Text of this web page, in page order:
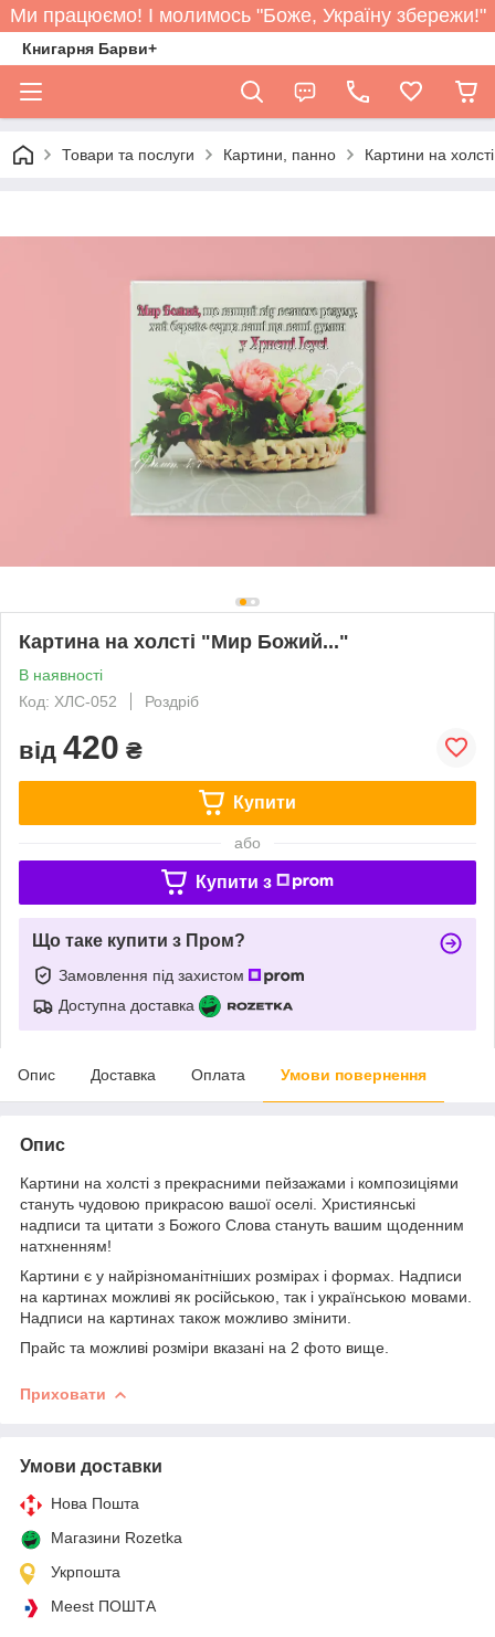
Ми працюємо! І молимось "Боже, Україну збережи!"
Книгарня Барви+
Товари та послуги Картини, панно Картини на
Картина на холсті "Мир Божий..."
В наявності
Код: ХЛС-052
Роздріб
від 420 ₴
Купити
або
Купити з
Що таке купити з Пром?
Замовлення під захистом
Доступна доставка
Опис Доставка Оплата Умови повернення
Опис
Картини на холсті з прекрасними пейзажами і композиціями
стануть чудовою прикрасою вашої оселі. Християнські
надписи та цитати з Божого Слова стануть вашим щоденним
натхненням!
Картини є у найрізноманітніших розмірах і формах. Надписи
на картинах можливі як російською, так і українською мовами.
Надписи на картинах також можливо змінити.
Прайс та можливі розміри вказані на 2 фото вище.
Приховати
Умови доставки
Нова Пошта
Магазини Rozetka
Укрпошта
Meest ПОШТА